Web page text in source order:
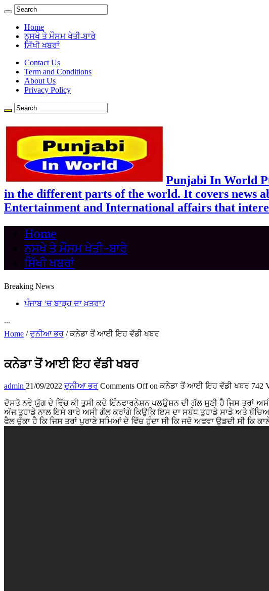
Home
ਨੁਸਖੇ ਤੇ ਮੌਸਮ ਖੇਤੀ-ਬਾਰੇ
ਸਿੱਖੀ ਖਬਰਾਂ
Contact Us
Term and Conditions
About Us
Privacy Policy
Punjabi In World
in the different parts of the world. It covers news
Entertainment and International affairs that
Home
ਨੁਸਖੇ ਤੇ ਮੌਸਮ ਖੇਤੀ-ਬਾਰੇ
ਸਿੱਖੀ ਖਬਰਾਂ
Breaking News
ਪੰਜਾਬ ‘ਚ ਬਾੜ੍ਹ ਦਾ ਖ਼ਤਰਾ?
...
Home / ਦੁਨੀਆ ਭਰ / ਕਨੇਡਾ ਤੋਂ ਆਈ ਇਹ ਵੱਡੀ ਖਬਰ
ਕਨੇਡਾ ਤੋਂ ਆਈ ਇਹ ਵੱਡੀ ਖਬਰ
admin 21/09/2022 ਦੁਨੀਆ ਭਰ Comments Offon ਕਨੇਡਾ ਤੋਂ ਆਈ ਇਹ ਵੱਡੀ ਖਬਰ 742
ਦੋਸਤੋ ਨਵੇ ਯੁੱਗ ਦੇ ਵਿੱਚ ਕੀ ਤੁਸੀ ਕਦੇ ਇੰਨਫਾਰਨੇਸ਼ਨ ਪਲਉਸ਼ਨ ਦੀ ਗੱਲ ਸੁਣੀ ਹੈ ਜਿਸ ਤਰਾਂ
ਅੱਜ ਤੁਹਾਡੇ ਨਾਲ ਇਸੇ ਬਾਰੇ ਅਸੀ ਗੱਲ ਕਰਾਂਗੇ ਕਿਉਕਿ ਇਸ ਦਾ ਸਬੰਧ ਤੁਹਾਡੇ ਸਾਡੇ ਅਤੇ
ਫੈਲ ਚੁੱਕਾ ਹੈ ਕਿ ਜਿਸ ਤਰਾਂ ਪੁਰਾਣੇ ਸਮਿਆਂ ਦੇ ਵਿੱਚ ਹੁੰਦਾ ਸੀ ਕਿ ਜਦੋ ਅਫਵਾ ਉਡਦੀ ਸੀ